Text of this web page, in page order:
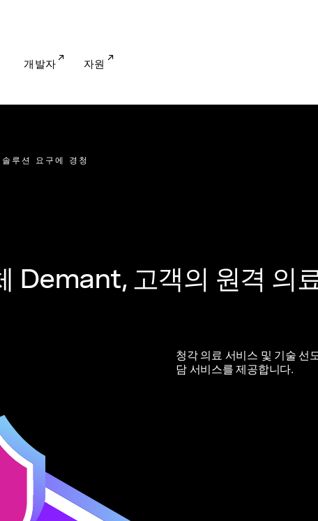
개발자 자원
루션 요구에 경청
Demant, 고객의 원격 의
청각 의료 서비스 및 기술 선
담 서비스를 제공합니다.